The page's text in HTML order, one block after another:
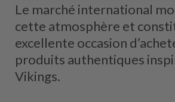
Le marché international
cette atmosphère et
excellente occasion
produits authentiques
Vikings.